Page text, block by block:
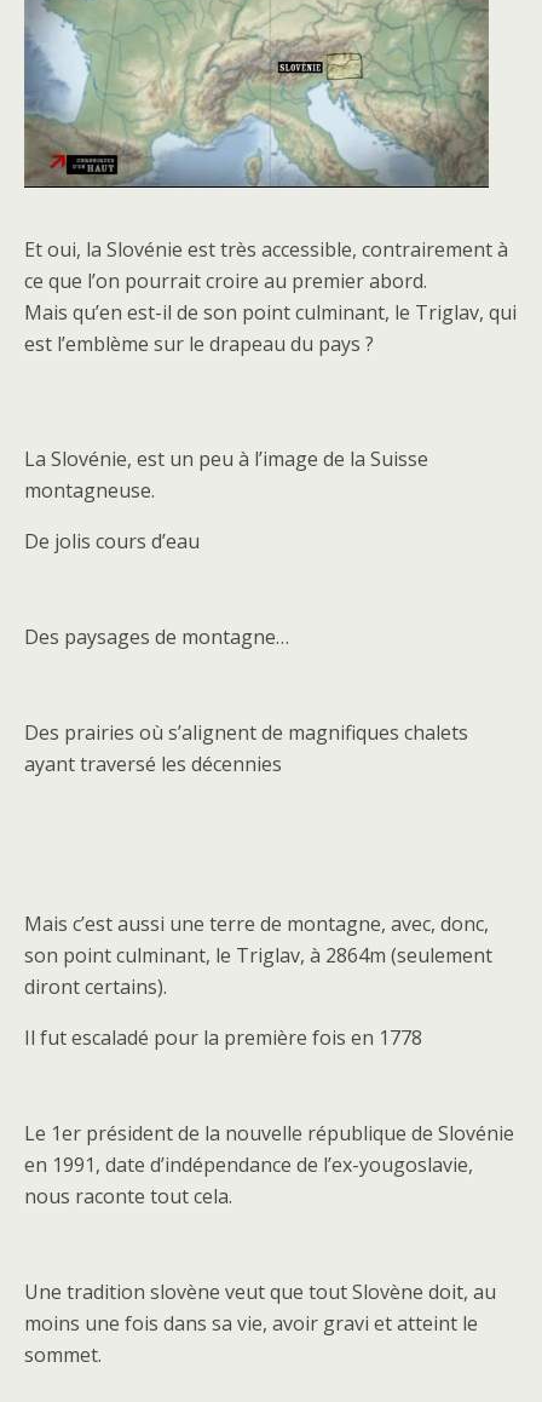
Et oui, la Slovénie est très accessible, contrairement à
ce que l’on pourrait croire au premier abord.
Mais qu’en est-il de son point culminant, le Triglav, qui
est l’emblème sur le drapeau du pays ?
La Slovénie, est un peu à l’image de la Suisse
montagneuse.
De jolis cours d’eau
Des paysages de montagne…
Des prairies où s’alignent de magnifiques chalets
ayant traversé les décennies
Mais c’est aussi une terre de montagne, avec, donc,
son point culminant, le Triglav, à 2864m (seulement
diront certains).
Il fut escaladé pour la première fois en 1778
Le 1er président de la nouvelle république de Slovénie
en 1991, date d’indépendance de l’ex-yougoslavie,
nous raconte tout cela.
Une tradition slovène veut que tout Slovène doit, au
moins une fois dans sa vie, avoir gravi et atteint le
sommet.